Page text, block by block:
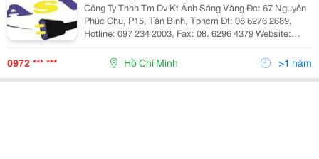
Công Ty Tnhh Tm Dv Kt Ánh Sáng Vàng Đc: 67 Nguyễn
Phúc Chu, P15, Tân Bình, Tphcm Đt: 08 6276 2689,
Hotline: 097 234 2003, Fax: 08. 6296 4379 Website:
Http://Www.anhsangvang.com.vn Email:
Anhsangvang01@Gmail.com Công Ty Ánh Sáng Vàng
0972 *** *** Hồ Chí Minh >1 năm